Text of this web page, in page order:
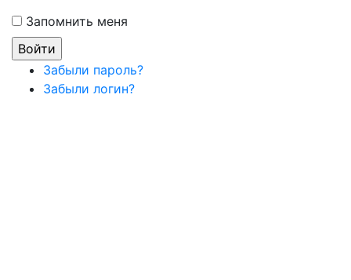
Запомнить меня
Забыли пароль?
Забыли логин?